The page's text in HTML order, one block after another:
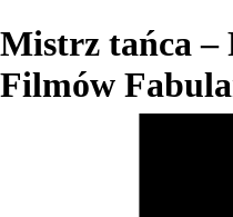
Mistrz tańca –
Filmów